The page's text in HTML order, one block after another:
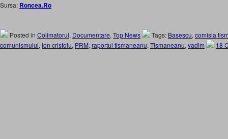
Sursa: Roncea.Ro
Posted in Colimatorul, Documentare, Top News Tags: Basescu, comisia
comunismului, ion cristoiu, PRM, raportul tismaneanu, Tismaneanu, vadim 18